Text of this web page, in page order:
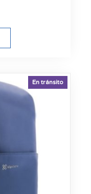
En tránsito